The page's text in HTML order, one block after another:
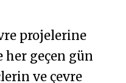
projelerine
her geçen gün
ve çevre